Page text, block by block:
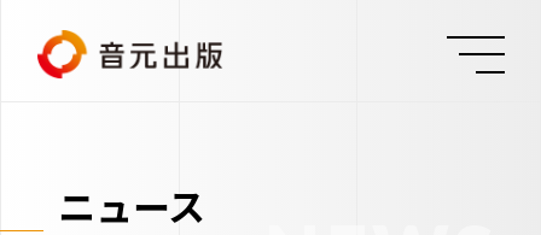
ニュース